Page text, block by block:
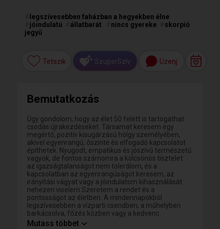
legszívesebben faházban a hegyekben élne
jóindulatú állatbarát nincs gyereke
skorpió
jegyű
Tetszik SzuperSzív Üzenj
Bemutatkozás
Úgy gondolom, hogy az élet 50 felett is tartogathat
csodás újrakezdéseket. Társamat keresem egy
megértő, pozitív kisugárzású hölgy személyében,
akivel egyenrangú, őszinte és elfogadó kapcsolatot
építhetek. Nyugodt, empatikus és jószívű természetű
vagyok, de fontos számomra a kölcsönös tisztelet:
az igazságtalanságot nem tolerálom, és a
kapcsolatban az egyenrangúságot keresem, az
irányítási vágyat vagy a jóindulatom kihasználását
nehezen viselem.Szeretem a rendet és a
pontosságot az életben. A mindennapokból
legszívesebben a vízparti csendben, a műhelyben
barkácsolva, főzés közben vagy a kedvenc
rockdalaimat hallgatva kapcsolódom ki. Ha te is egy
Mutass többet